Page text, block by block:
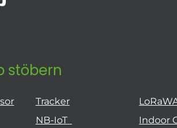
stöbern
Tracker
NB-IoT
Indoor